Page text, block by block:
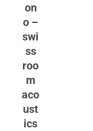
on
o –
swi
ss
roo
m
aco
ust
ics